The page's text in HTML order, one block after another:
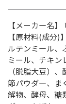
【メーカー名
【原材料(成分
ルテンミール、
ミール、チキ
（脱脂大豆）
節パウダー、ま
解物、酵母、糖